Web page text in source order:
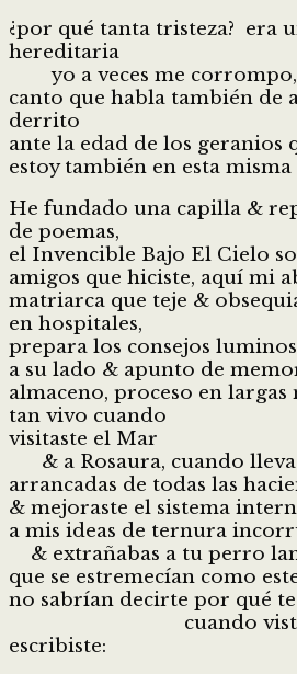
¿por qué tanta tristeza? era
hereditaria
yo a veces me corrompo,
canto que habla también de
derrito
ante la edad de los geranios
estoy también en esta
He fundado una capilla &
de poemas,
el Invencible Bajo El Cielo
amigos que hiciste, aquí mi
matriarca que teje &
en hospitales,
prepara los consejos
a su lado & apunto de
almaceno, proceso en largas
tan vivo cuando
visitaste el Mar
& a Rosaura, cuando
arrancadas de todas las
& mejoraste el sistema
a mis ideas de ternura
& extrañabas a tu perro
que se estremecían como
no sabrían decirte por qué
cuando viste
escribiste: